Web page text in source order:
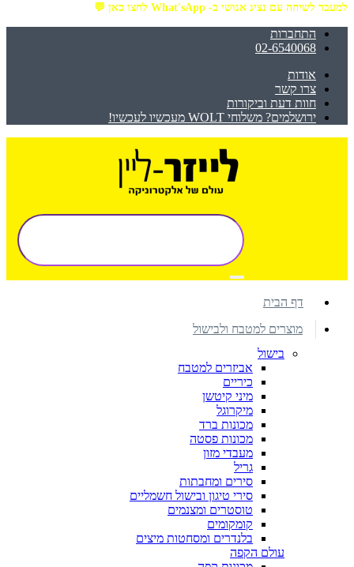
למעבר לשיחה עם נציג אנושי ב- What'sApp לחצו כאן 💬
התחברות
02-6540068
אודות
צרו קשר
חוות דעת וביקורות
ירושלמים? משלוחי WOLT מעכשיו לעכשיו!
דף הבית
מוצרים למטבח ולבישול
בישול
אביזרים למטבח
כיריים
מיני קיטשן
מיקרוגל
מכונות ברד
מכונות פסטה
מעבדי מזון
גריל
סירים ומחבתות
סירי טיגון ובישול חשמליים
טוסטרים ומצנמים
קומקומים
בלנדרים ומסחטות מיצים
עולם הקפה